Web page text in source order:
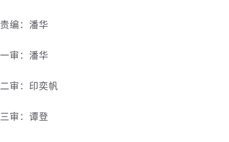
责编：潘华
一审：潘华
二审：印奕帆
三审：谭登